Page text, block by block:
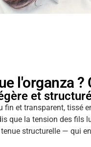
l'organza
et
fin et transparent, tissé
que la tension des fils
structurelle — qui